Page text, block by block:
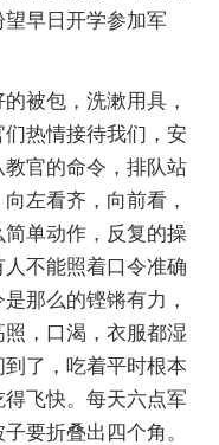
早日开学参加军
被包，洗漱用具，
热情接待我们，安
官的命令，排队站
左看齐，向前看，
单动作，反复的操
不能照着口令准确
那么的铿锵有力，
，口渴，衣服都湿
了，吃着平时根本
飞快。每天六点军
要折叠出四个角。